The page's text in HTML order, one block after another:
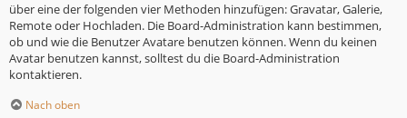
über eine der folgenden vier Methoden hinzufügen: Gravatar, Galerie,
Remote oder Hochladen. Die Board-Administration kann bestimmen,
ob und wie die Benutzer Avatare benutzen können. Wenn du keinen
Avatar benutzen kannst, solltest du die Board-Administration
kontaktieren.
Nach oben